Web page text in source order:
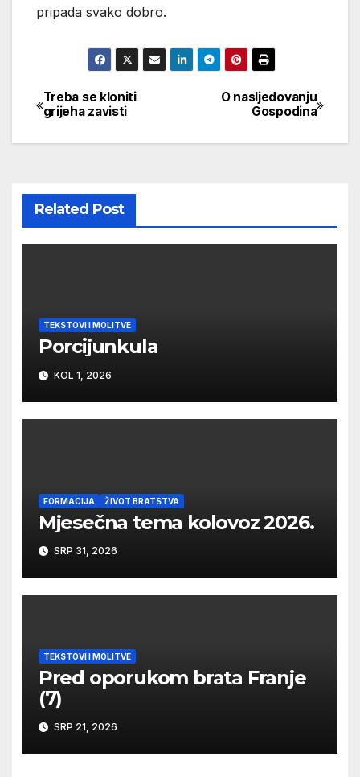
pripada svako dobro.
Navigacija
objava
O nasljedovanju
Gospodina
Treba se kloniti
grijeha zavisti
Related Post
TEKSTOVI I MOLITVE
Porcijunkula
KOL 1, 2026
FORMACIJA ŽIVOT BRATSTVA
Mjesečna tema kolovoz 2026.
SRP 31, 2026
TEKSTOVI I MOLITVE
Pred oporukom brata Franje
(7)
SRP 21, 2026